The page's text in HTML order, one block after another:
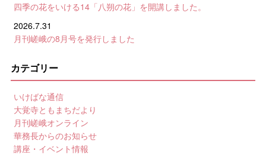
四季の花をいける14「八朔の花」を開講しました。
2026.7.31
月刊嵯峨の8月号を発行しました
カテゴリー
いけばな通信
大覚寺ともまちだより
月刊嵯峨オンライン
華務長からのお知らせ
講座・イベント情報